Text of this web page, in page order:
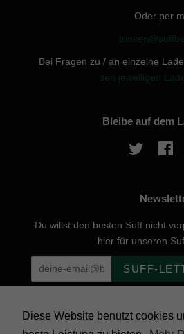
Diese Website benutzt cookies
Oder per
Bei Fragen zu / an einzelne
den jeweiligen
Bleibe auf dem
Twitter
Du willst den besten Suff nicht
hier für unseren
SUFF-
Urheberrecht © 2026, website
Nobelstraße 20, 12057 Berlin -